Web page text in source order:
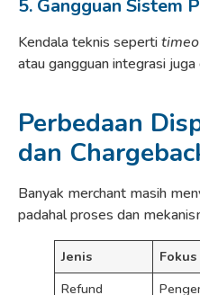
5. Gangguan Sistem
Kendala teknis seperti
atau gangguan integrasi
Perbedaan
dan
Banyak merchant masih
padahal proses dan
Jenis Fokus
Refund